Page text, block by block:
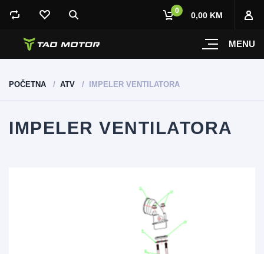
MENU
0 0,00 KM
POČETNA ATV IMPELER VENTILATORA
IMPELER VENTILATORA